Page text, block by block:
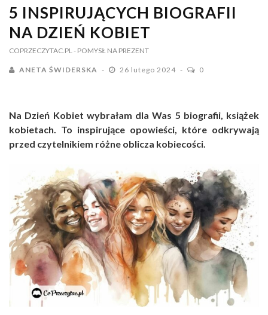
5 INSPIRUJĄCYCH BIOGRAFII
NA DZIEŃ KOBIET
COPRZECZYTAC.PL - POMYSŁ NA PREZENT
ANETA ŚWIDERSKA 26 lutego 2024 0
Na Dzień Kobiet wybrałam dla Was 5 biografii, książek
kobietach. To inspirujące opowieści, które odkrywają
przed czytelnikiem różne oblicza kobiecości.